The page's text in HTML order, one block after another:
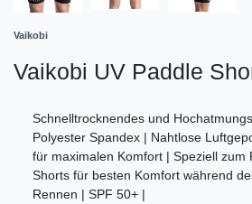
Vaikobi
Vaikobi UV Paddle
Schnelltrocknendes und
Polyester Spandex | Nahtlose
für maximalen Komfort | Speziell zum
Shorts für besten Komfort während
Rennen | SPF 50+ |